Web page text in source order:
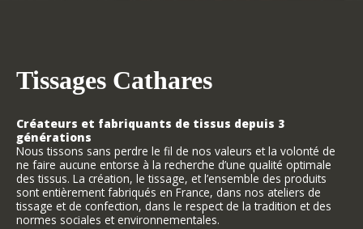
Tissages Cathares
Créateurs et fabriquants de tissus depuis 3
générations
Nous tissons sans perdre le fil de nos valeurs et la volonté de
ne faire aucune entorse à la recherche d’une qualité optimale
des tissus. La création, le tissage, et l’ensemble des produits
sont entièrement fabriqués en France, dans nos ateliers de
tissage et de confection, dans le respect de la tradition et des
normes sociales et environnementales.